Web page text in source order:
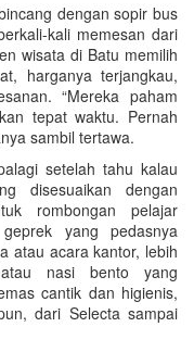
dengan sopir bus
kali memesan dari
wisata di Batu memilih
harganya terjangkau,
“Mereka paham
tepat waktu. Pernah
sambil tertawa.
setelah tahu kalau
disesuaikan dengan
rombongan pelajar
yang pedasnya
atau acara kantor, lebih
nasi bento yang
cantik dan higienis,
dari Selecta sampai